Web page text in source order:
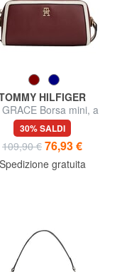
HILFIGER
Borsa mini, a
tracolla
30% SALDI
109,90 € 76,93 €
Spedizione gratuita